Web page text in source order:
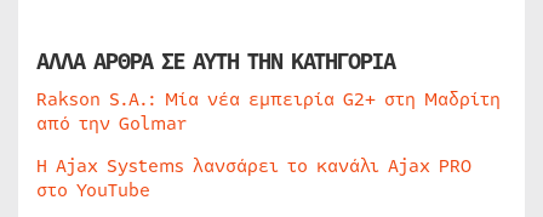
ΑΛΛΑ ΑΡΘΡΑ ΣΕ ΑΥΤΗ ΤΗΝ ΚΑΤΗΓΟΡΙΑ
Rakson S.A.: Μία νέα εμπειρία G2+ στη Μαδρίτη
από την Golmar
Η Ajax Systems λανσάρει το κανάλι Ajax PRO
στο YouTube